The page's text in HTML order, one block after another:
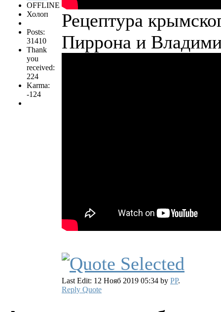
OFFLINE
Холоп
Posts:
31410
Thank
you
received:
224
Karma:
-124
Рецептура
Пиррона и
Last Edit: 12 Нояб 2019 05:34 by PP.
Reply Quote